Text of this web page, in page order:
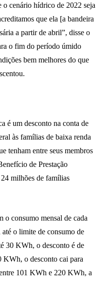
cenário hídrico de 2022 seja
que ela [a bandeira
a partir de abril”, disse o
o fim do período úmido
bem melhores do que
é um desconto na conta de
às famílias de baixa renda
tenham entre seus membros
de Prestação
milhões de famílias
o consumo mensal de cada
o limite de consumo de
30 KWh, o desconto é de
o desconto cai para
101 KWh e 220 KWh, a